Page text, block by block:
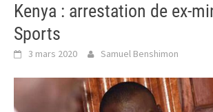
Kenya : arrestation de ex-
Sports
3 mars 2020 Samuel Benshimon